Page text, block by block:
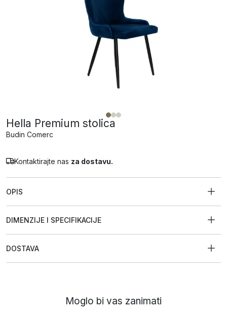
Hella Premium stolica
Budin Comerc
Kontaktirajte nas za dostavu.
OPIS
DIMENZIJE I SPECIFIKACIJE
DOSTAVA
Moglo bi vas zanimati